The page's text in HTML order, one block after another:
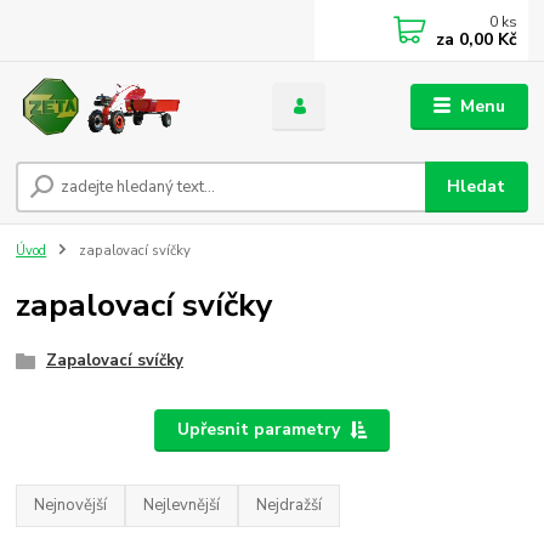
Menu
Hledat
0 ks
za 0,00 Kč
Úvod zapalovací svíčky
zapalovací svíčky
Zapalovací svíčky
Upřesnit parametry
Nejnovější Nejlevnější Nejdražší